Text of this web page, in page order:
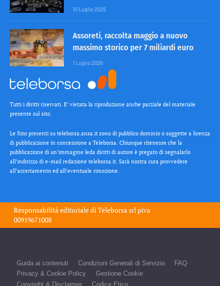
10 Luglio 2026
Assoreti, raccolta maggio a nuovo
massimo storico per 7 miliardi euro
1 Luglio 2026
Tutti i diritti riservati. E’ vietata la riproduzione anche parziale del materiale
presente sul sito.
Le foto presenti su teleborsa.ansa.it sono di pubblico dominio o soggette a licenza
di pubblicazione in concessione a Teleborsa. Chiunque ritenesse che la
pubblicazione di un’immagine leda diritti di autore è pregato di segnalarlo
all’indirizzo di e-mail redazione teleborsa.it. Sarà nostra cura provvedere
all’accertamento ed all’eventuale rimozione.
Responsabilità editoriale diTeleborsa srlpiva
00919671008
Guida ai contenuti Condizioni Generali di Servizio
FAQ
Privacy & Cookie Policy
Gestione Cookie
Copyright & Disclaimer
Codice Etico